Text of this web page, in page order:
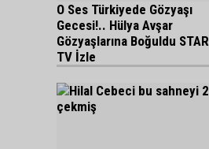
O Ses Türkiyede Gözyaşı
Gecesi!.. Hülya Avşar
Gözyaşlarına Boğuldu STAR
TV İzle